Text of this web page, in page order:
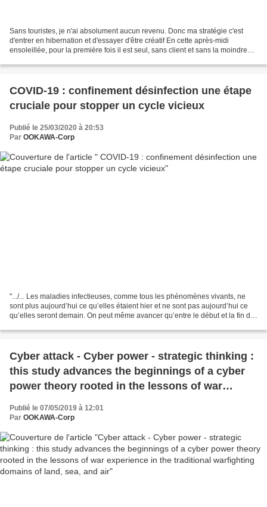
Sans touristes, je n'ai absolument aucun revenu. Donc ma stratégie c'est
d'entrer en hibernation et d'essayer d'être créatif En cette après-midi
ensoleillée, pour la première fois il est seul, sans client et sans la moindre
COVID-19 : confinement désinfection une étape
cruciale pour stopper un cycle vicieux
Publié le 25/03/2020 à 20:53
Par OOKAWA-Corp
".../... Les maladies infectieuses, comme tous les phénomènes vivants, ne
sont plus aujourd’hui ce qu’elles étaient hier et ne sont pas aujourd’hui ce
qu’elles seront demain. On peut même avancer qu’entre le début et la fin de
Cyber attack - Cyber power - strategic thinking :
this study advances the beginnings of a cyber
power theory rooted in the lessons of war
experience in the traditional warfighting
domains of land, sea, and air
Publié le 07/05/2019 à 12:01
Par OOKAWA-Corp